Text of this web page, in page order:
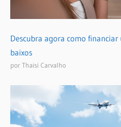
Descubra agora como
baixos
por Thaisi Carvalho